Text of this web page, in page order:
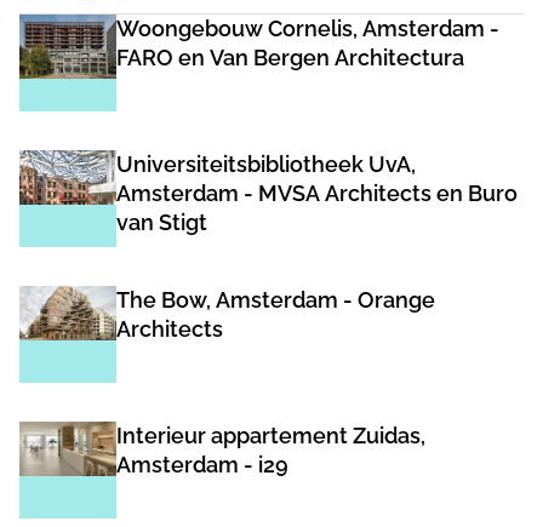
Woongebouw Cornelis, Amsterdam -
FARO en Van Bergen Architectura
Universiteitsbibliotheek UvA,
Amsterdam - MVSA Architects en Buro
van Stigt
The Bow, Amsterdam - Orange
Architects
Interieur appartement Zuidas,
Amsterdam - i29